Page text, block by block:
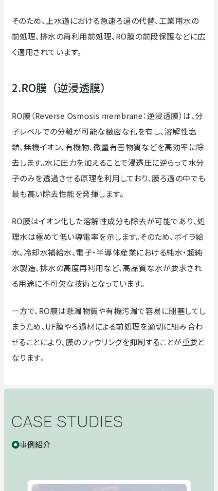
そのため、上水道における急速ろ過の代替、工業用水の
前処理、排水の再利用前処理、RO膜の前段保護などに広
く適用されています。
2.RO膜（逆浸透膜）
RO膜（Reverse Osmosis membrane：逆浸透膜）は、分
子レベルでの分離が可能な緻密な孔を有し、溶解性塩
類、無機イオン、有機物、微量有害物質などを高効率に除
去します。水に圧力を加えることで浸透圧に逆らって水分
子のみを透過させる原理を利用しており、膜ろ過の中でも
最も高い除去性能を発揮します。
RO膜はイオン化した溶解性成分も除去が可能であり、処
理水は極めて低い導電率を示します。そのため、ボイラ給
水、冷却水補給水、電子・半導体産業における純水・超純
水製造、排水の高度再利用など、高品質な水が要求され
る用途に不可欠な技術となっています。
一方で、RO膜は懸濁物質や有機汚濁で容易に閉塞してし
まうため、UF膜やろ過材による前処理を適切に組み合わ
せることにより、膜のファウリングを抑制することが重要と
なります。
CASE STUDIES
事例紹介